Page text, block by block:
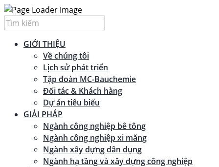
GIỚI THIỆU
Về chúng tôi
Lịch sử phát triển
Tập đoàn MC-Bauchemie
Đối tác & Khách hàng
Dự án tiêu biểu
GIẢI PHÁP
Ngành công nghiệp bê tông
Ngành công nghiệp xi măng
Ngành xây dựng dân dụng
Ngành hạ tầng và xây dựng công nghiệp